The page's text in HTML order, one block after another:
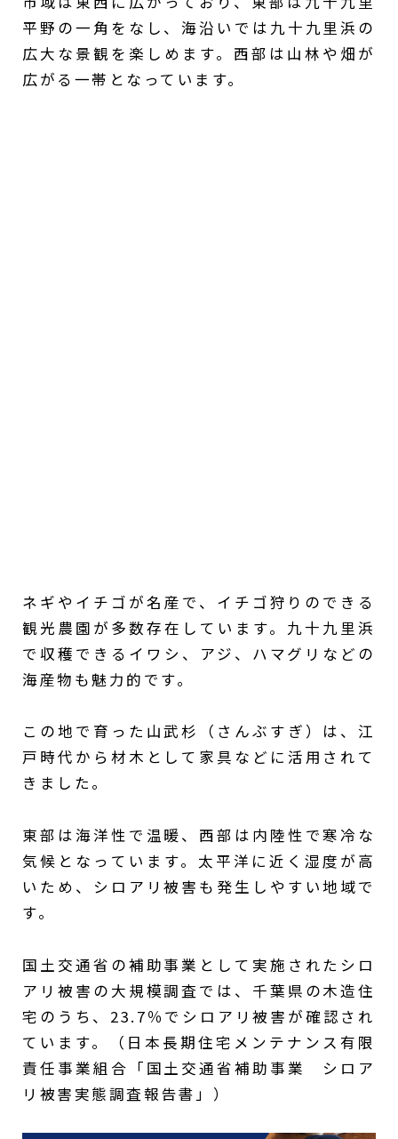
平野の一角をなし、海沿いでは九十九里浜の
広大な景観を楽しめます。西部は山林や畑が
広がる一帯となっています。
ネギやイチゴが名産で、イチゴ狩りのできる
観光農園が多数存在しています。九十九里浜
で収穫できるイワシ、アジ、ハマグリなどの
海産物も魅力的です。
この地で育った山武杉（さんぶすぎ）は、江
戸時代から材木として家具などに活用されて
きました。
東部は海洋性で温暖、西部は内陸性で寒冷な
気候となっています。太平洋に近く湿度が高
いため、シロアリ被害も発生しやすい地域で
す。
国土交通省の補助事業として実施されたシロ
アリ被害の大規模調査では、千葉県の木造住
宅のうち、23.7％でシロアリ被害が確認され
ています。（日本長期住宅メンテナンス有限
責任事業組合「国土交通省補助事業 シロア
リ被害実態調査報告書」）